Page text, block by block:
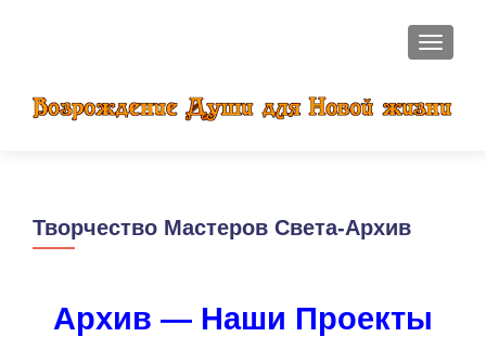
Творчество Мастеров Света-Архив
Архив — Наши Проекты